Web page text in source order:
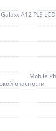
A12 PLS
Mobile
опасности